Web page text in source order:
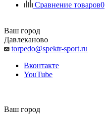
Сравнение товаров0
Ваш город
Давлеканово
torpedo@spektr-sport.ru
Вконтакте
YouTube
Ваш город